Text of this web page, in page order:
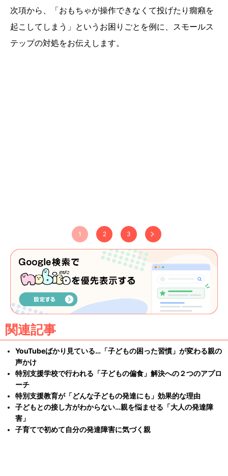
次項から、「おもちゃが操作できなくて投げたり癇癪を
起こしてしまう」というお困りごとを例に、スモールス
テップの対処をお伝えします。
1 2 3
関連記事
YouTubeばかり見ている…「子どもの困った習慣」が変わる親の
声かけ
特別支援学校で行われる「子どもの偏食」解決への２つのアプロ
ーチ
特別支援教育が「どんな子どもの発達にも」効果的な理由
子どもとの接し方がわからない…親を悩ませる「大人の発達障
害」
子育てで初めて自分の発達障害に気づく親